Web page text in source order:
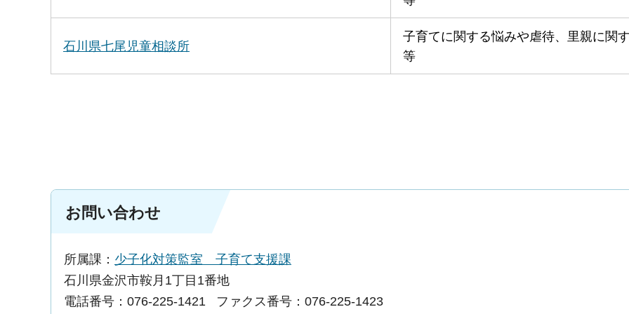
石川県七尾児童相談所
子育てに関する悩みや虐待、里親に関
等
お問い合わせ
所属課： 少子化対策監室 子育て支援課
石川県金沢市鞍月1丁目1番地
電話番号：076-225-1421
ファクス番号：076-225-1423